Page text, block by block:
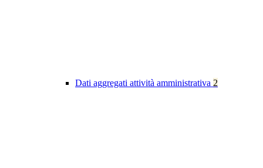
Dati aggregati attività amministrativa 2